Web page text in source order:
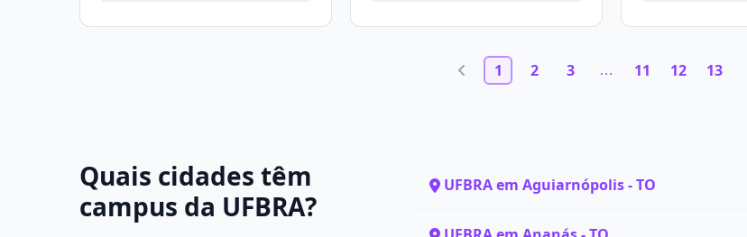
1 2 3 11 12 13
Quais cidades têm
campus da UFBRA?
UFBRA em Aguiarnópolis - TO